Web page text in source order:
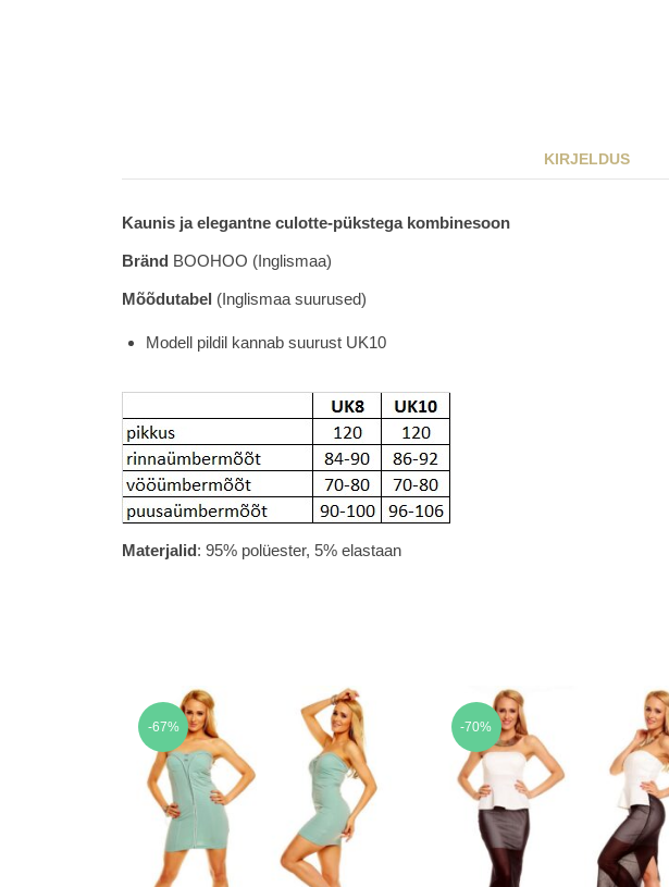
KIRJELDUS
Kaunis ja elegantne culotte-pükstega kombinesoon
Bränd BOOHOO (Inglismaa)
Mõõdutabel (Inglismaa suurused)
Modell pildil kannab suurust UK10
Materjalid: 95% polüester, 5% elastaan
-67% -70%